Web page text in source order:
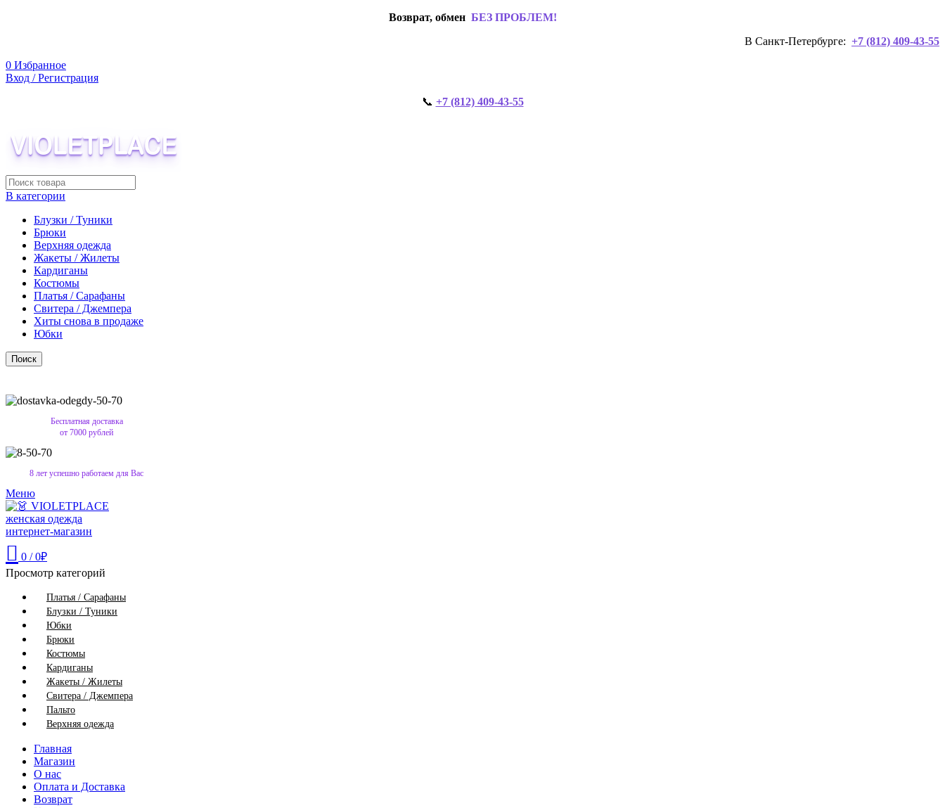
Возврат, обмен БЕЗ ПРОБЛЕМ!
В Санкт-Петербурге: +7 (812) 409-43-55
0 Избранное
Вход / Регистрация
📞 +7 (812) 409-43-55
В категории
Блузки / Туники
Брюки
Верхняя одежда
Жакеты / Жилеты
Кардиганы
Костюмы
Платья / Сарафаны
Свитера / Джемпера
Хиты снова в продаже
Юбки
Поиск
Бесплатная доставка
от 7000 рублей
8 лет успешно работаем для Вас
Меню
0 / 0₽
Просмотр категорий
Платья / Сарафаны
Блузки / Туники
Юбки
Брюки
Костюмы
Кардиганы
Жакеты / Жилеты
Свитера / Джемпера
Пальто
Верхняя одежда
Главная
Магазин
О нас
Оплата и Доставка
Возврат